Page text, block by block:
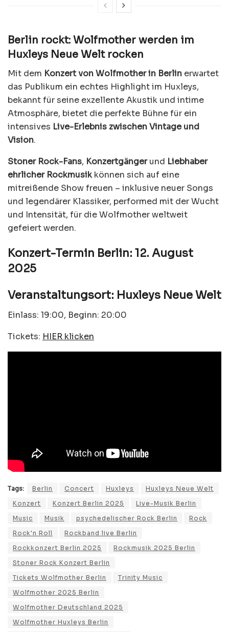
Berlin rockt: Wolfmother werden im
Huxleys Neue Welt rocken
Mit dem Konzert von Wolfmother in Berlin erwartet
das Publikum ein echtes Highlight im Huxleys,
bekannt für seine exzellente Akustik und intime
Atmosphäre, bietet die perfekte Bühne für ein
intensives Live-Erlebnis zwischen Vintage und
Vision.
Stoner Rock-Fans, Konzertgängerund Liebhaber
ehrlicher Rockmusikkönnen sich auf eine
mitreißende Show freuen – inklusive neuer Songs
und legendärer Klassiker, performed mit der Wucht
und Intensität, für die Wolfmother weltweit
gefeiert werden.
Konzert-Termin Berlin: 12. August
2025
Veranstaltungsort: Huxleys Neue Welt
Einlass: 19:00, Beginn: 20:00
Tickets: HIER klicken
Tags: Berlin Concert Huxleys
Huxleys Neue Welt
Konzert
Konzert Berlin 2025
Live-Musik Berlin
Music
Musik psychedelischer Rock Berlin
Rock
Rock'n Roll
Rockband live Berlin
Rockkonzert Berlin 2025
Rockmusik 2025 Berlin
Stoner Rock Konzert Berlin
Tickets Wolfmother Berlin
Trinity Music
Wolfmother 2025 Berlin
Wolfmother Deutschland 2025
Wolfmother Huxleys Berlin